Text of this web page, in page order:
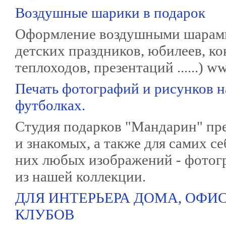
Воздушные шарики в подарок
Оформление воздушными
детских праздников, юбилеев,
теплоходов, презентаций ......)
Печать фотографий и рисунков
футболках.
Студия подарков "Мандарин"
и знакомых, а также для самих
них любых изображений -
из нашей коллекции.
ДЛЯ ИНТЕРЬЕРА ДОМА,
КЛУБОВ